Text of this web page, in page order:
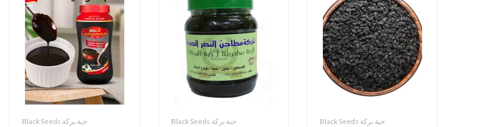
Black Seeds حبة بركة Black Seeds حبة بركة Black Seeds حبة بركة